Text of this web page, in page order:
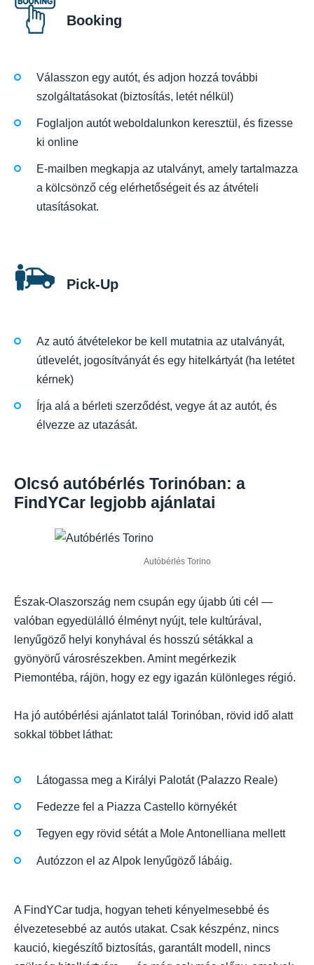
Booking
Válasszon egy autót, és adjon hozzá további
szolgáltatásokat (biztosítás, letét nélkül)
Foglaljon autót weboldalunkon keresztül, és fizesse
ki online
E-mailben megkapja az utalványt, amely tartalmazza
a kölcsönző cég elérhetőségeit és az átvételi
utasításokat.
Pick-Up
Az autó átvételekor be kell mutatnia az utalványát,
útlevelét, jogosítványát és egy hitelkártyát (ha letétet
kérnek)
Írja alá a bérleti szerződést, vegye át az autót, és
élvezze az utazását.
Olcsó autóbérlés Torinóban: a
FindYCar legjobb ajánlatai
Autóbérlés Torino
Észak-Olaszország nem csupán egy újabb úti cél —
valóban egyedülálló élményt nyújt, tele kultúrával,
lenyűgöző helyi konyhával és hosszú sétákkal a
gyönyörű városrészekben. Amint megérkezik
Piemontéba, rájön, hogy ez egy igazán különleges régió.
Ha jó autóbérlési ajánlatot talál Torinóban, rövid idő alatt
sokkal többet láthat:
Látogassa meg a Királyi Palotát (Palazzo Reale)
Fedezze fel a Piazza Castello környékét
Tegyen egy rövid sétát a Mole Antonelliana mellett
Autózzon el az Alpok lenyűgöző lábáig.
A FindYCar tudja, hogyan teheti kényelmesebbé és
élvezetesebbé az autós utakat. Csak készpénz, nincs
kaució, kiegészítő biztosítás, garantált modell, nincs